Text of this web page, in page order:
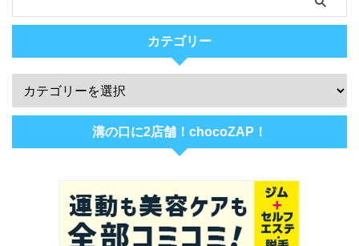
カテゴリー
溝の口に2店舗！chocoZAP！